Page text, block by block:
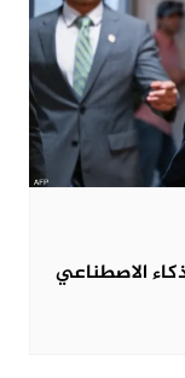
الاصطناعي